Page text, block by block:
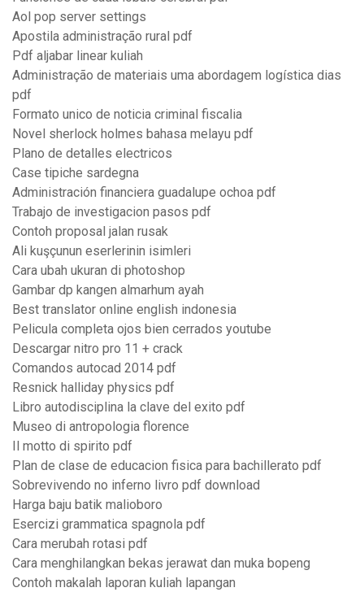
Aol pop server settings
Apostila administração rural pdf
Pdf aljabar linear kuliah
Administração de materiais uma abordagem logística dias
pdf
Formato unico de noticia criminal fiscalia
Novel sherlock holmes bahasa melayu pdf
Plano de detalles electricos
Case tipiche sardegna
Administración financiera guadalupe ochoa pdf
Trabajo de investigacion pasos pdf
Contoh proposal jalan rusak
Ali kuşçunun eserlerinin isimleri
Cara ubah ukuran di photoshop
Gambar dp kangen almarhum ayah
Best translator online english indonesia
Pelicula completa ojos bien cerrados youtube
Descargar nitro pro 11 + crack
Comandos autocad 2014 pdf
Resnick halliday physics pdf
Libro autodisciplina la clave del exito pdf
Museo di antropologia florence
Il motto di spirito pdf
Plan de clase de educacion fisica para bachillerato pdf
Sobrevivendo no inferno livro pdf download
Harga baju batik malioboro
Esercizi grammatica spagnola pdf
Cara merubah rotasi pdf
Cara menghilangkan bekas jerawat dan muka bopeng
Contoh makalah laporan kuliah lapangan